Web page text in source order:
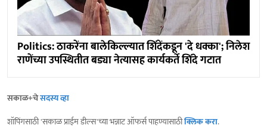
Politics: ठाकरेंना बालेकिल्ल्यात शिंदेंकडून 'दे धक्का'; निलेश
राणेंच्या उपस्थितीत बड्या नेत्यासह कार्यकर्ते शिंदे गटात
सकाळ+चेसदस्य व्हा
शॉपिंगसाठी 'सकाळ प्राईम डील्स'च्या भन्नाट ऑफर्स पाहण्यासाठीक्लिक करा.